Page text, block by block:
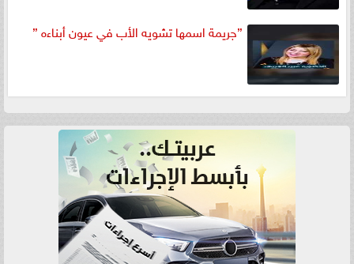
”جريمة اسمها تشويه الأب في عيون أبناءه ”